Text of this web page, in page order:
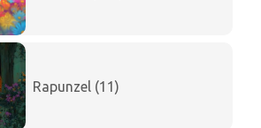
Rapunzel (11)